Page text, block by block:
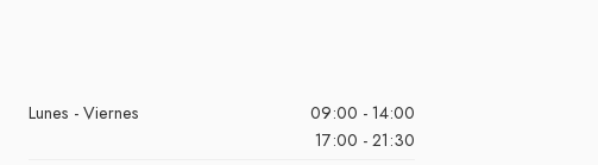
Lunes - Viernes
09:00 - 14:00
17:00 - 21:30